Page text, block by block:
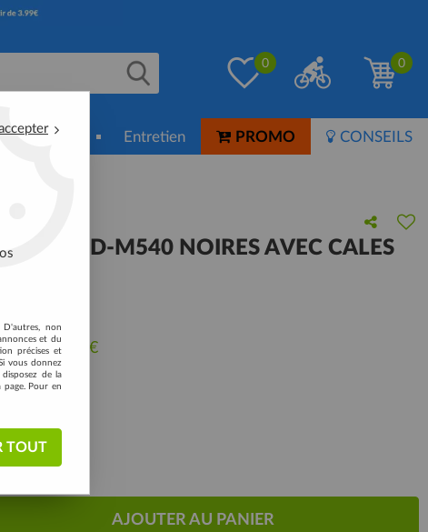
0 0
Soin Entretien PROMO CONSEILS
SPD PD-M540 NOIRES AVEC CALES
avis !
de79,99 €
AJOUTER AU PANIER
D'autres, non
et du
précises et
vous donnez
disposez de la
Pour en
TOUT